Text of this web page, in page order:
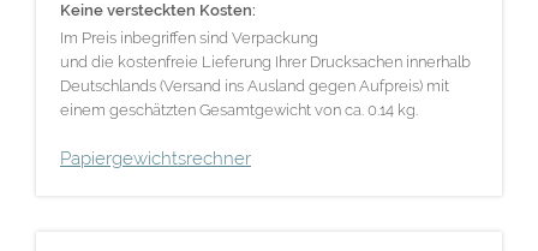
Keine versteckten Kosten:
Im Preis inbegriffen sind Verpackung
und die kostenfreie Lieferung Ihrer Drucksachen innerhalb
Deutschlands (Versand ins Ausland gegen Aufpreis) mit
einem geschätzten Gesamtgewicht von ca. 0.14 kg.
Papiergewichtsrechner